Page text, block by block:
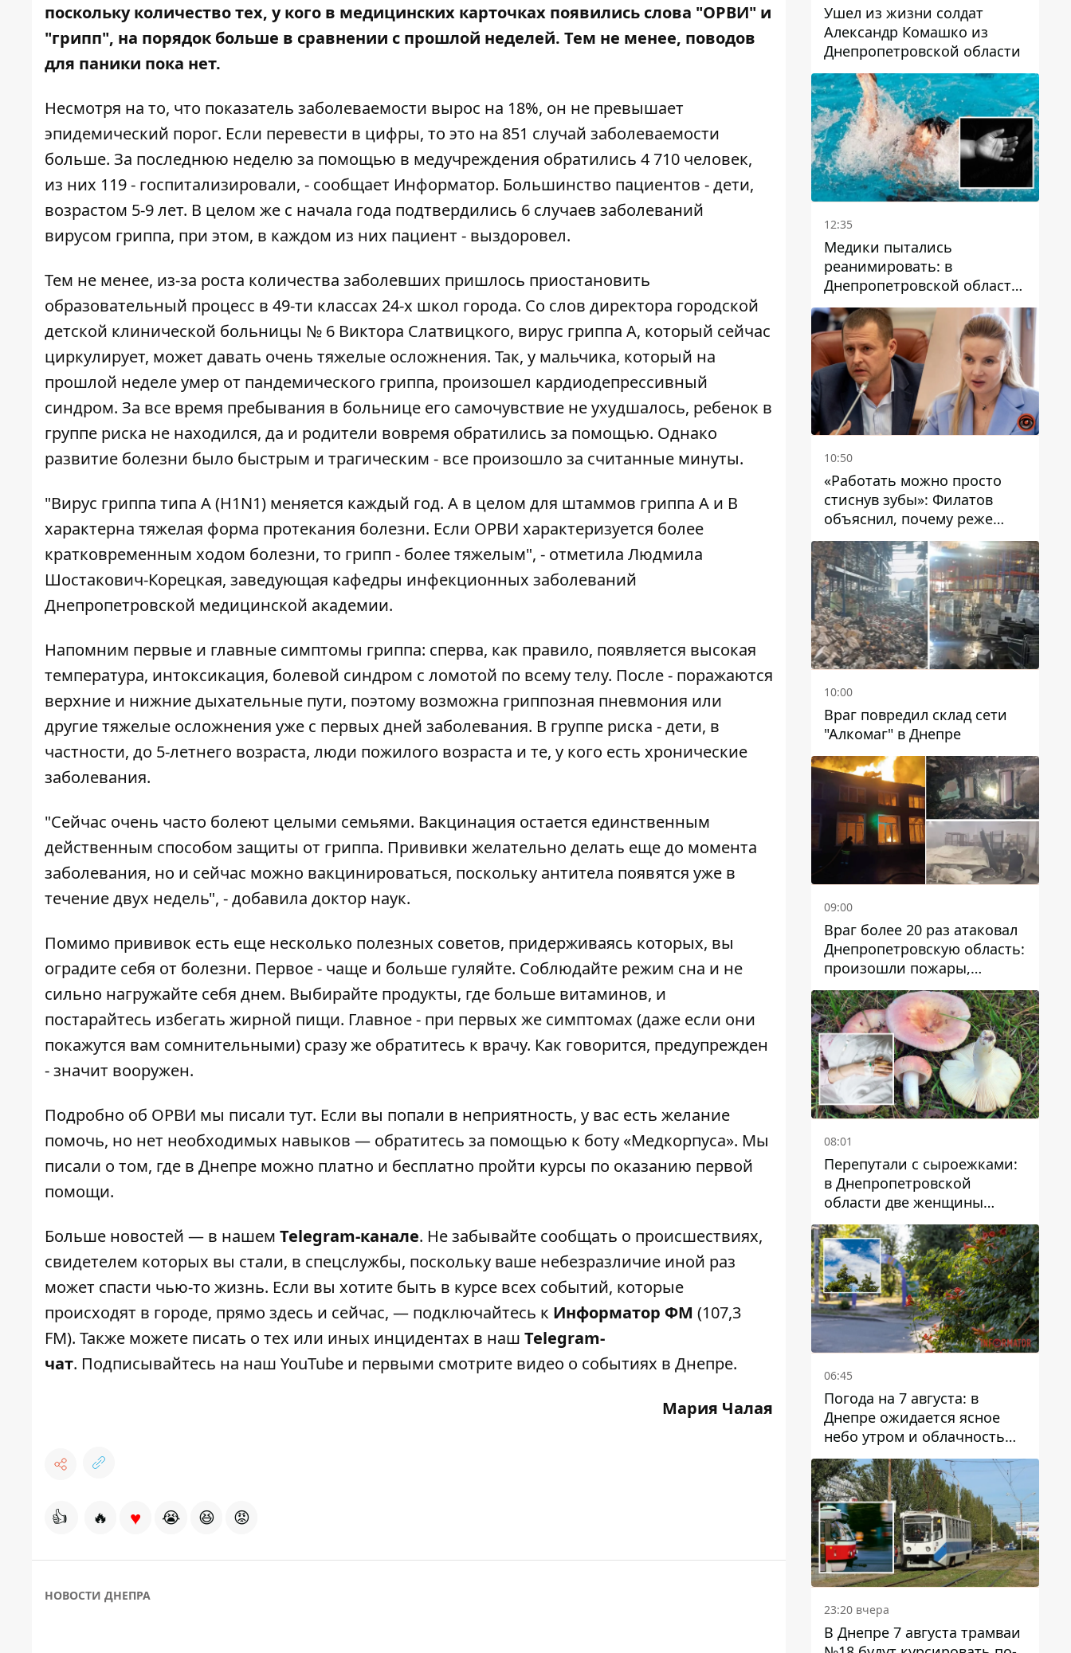
поскольку количество тех, у кого в медицинских карточках появились слова "ОРВИ" и
"грипп", на порядок больше в сравнении с прошлой неделей. Тем не менее, поводов
для паники пока нет.
Несмотря на то, что показатель заболеваемости вырос на 18%, он не превышает
эпидемический порог. Если перевести в цифры, то это на 851 случай заболеваемости
больше. За последнюю неделю за помощью в медучреждения обратились 4 710 человек,
из них 119 - госпитализировали, - сообщает Информатор. Большинство пациентов - дети,
возрастом 5-9 лет. В целом же с начала года подтвердились 6 случаев заболеваний
вирусом гриппа, при этом, в каждом из них пациент - выздоровел.
Тем не менее, из-за роста количества заболевших пришлось приостановить
образовательный процесс в 49-ти классах 24-х школ города. Со слов директора городской
детской клинической больницы № 6 Виктора Слатвицкого, вирус гриппа А, который сейчас
циркулирует, может давать очень тяжелые осложнения. Так, у мальчика, который на
прошлой неделе умер от пандемического гриппа, произошел кардиодепрессивный
синдром. За все время пребывания в больнице его самочувствие не ухудшалось, ребенок в
группе риска не находился, да и родители вовремя обратились за помощью. Однако
развитие болезни было быстрым и трагическим - все произошло за считанные минуты.
"Вирус гриппа типа А (H1N1) меняется каждый год. А в целом для штаммов гриппа А и В
характерна тяжелая форма протекания болезни. Если ОРВИ характеризуется более
кратковременным ходом болезни, то грипп - более тяжелым", - отметила Людмила
Шостакович-Корецкая, заведующая кафедры инфекционных заболеваний
Днепропетровской медицинской академии.
Напомним первые и главные симптомы гриппа: сперва, как правило, появляется высокая
температура, интоксикация, болевой синдром с ломотой по всему телу. После - поражаются
верхние и нижние дыхательные пути, поэтому возможна гриппозная пневмония или
другие тяжелые осложнения уже с первых дней заболевания. В группе риска - дети, в
частности, до 5-летнего возраста, люди пожилого возраста и те, у кого есть хронические
заболевания.
"Сейчас очень часто болеют целыми семьями. Вакцинация остается единственным
действенным способом защиты от гриппа. Прививки желательно делать еще до момента
заболевания, но и сейчас можно вакцинироваться, поскольку антитела появятся уже в
течение двух недель", - добавила доктор наук.
Помимо прививок есть еще несколько полезных советов, придерживаясь которых, вы
оградите себя от болезни. Первое - чаще и больше гуляйте. Соблюдайте режим сна и не
сильно нагружайте себя днем. Выбирайте продукты, где больше витаминов, и
постарайтесь избегать жирной пищи. Главное - при первых же симптомах (даже если они
покажутся вам сомнительными) сразу же обратитесь к врачу. Как говорится, предупрежден
- значит вооружен.
Подробно об ОРВИ мы писали тут. Если вы попали в неприятность, у вас есть желание
помочь, но нет необходимых навыков — обратитесь за помощью к боту «Медкорпуса». Мы
писали о том, где в Днепре можно платно и бесплатно пройти курсы по оказанию первой
помощи.
Больше новостей — в нашем Telegram-канале. Не забывайте сообщать о происшествиях,
свидетелем которых вы стали, в спецслужбы, поскольку ваше небезразличие иной раз
может спасти чью-то жизнь. Если вы хотите быть в курсе всех событий, которые
происходят в городе, прямо здесь и сейчас, — подключайтесь к Информатор ФМ (107,3
FM). Также можете писать о тех или иных инцидентах в наш Telegram-
чат. Подписывайтесь на наш YouTube и первыми смотрите видео о событиях в Днепре.
Мария Чалая
👍 🔥 ♥ 😭 😆 😡
НОВОСТИ ДНЕПРА
Ушел из жизни солдат
Александр Комашко из
Днепропетровской области
12:35
Медики пытались
реанимировать: в
Днепропетровской области
двухлетний мальчик утонул
в бассейне
10:50
«Работать можно просто
стиснув зубы»: Филатов
объяснил, почему реже
пишет в соцсетях и
раскритиковал медийность
чиновников
10:00
Враг повредил склад сети
"Алкомаг" в Днепре
09:00
Враг более 20 раз атаковал
Днепропетровскую область:
произошли пожары,
повреждены дома,
инфраструктура и авто
08:01
Перепутали с сыроежками:
в Днепропетровской
области две женщины
отравились грибами
06:45
Погода на 7 августа: в
Днепре ожидается ясное
небо утром и облачность
после обеда
23:20 вчера
В Днепре 7 августа трамваи